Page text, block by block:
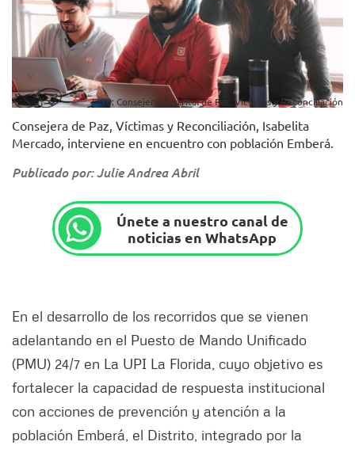
Foto: Consejería Distrital de Paz, Víctimas y Reconciliación
Consejera de Paz, Víctimas y Reconciliación, Isabelita
Mercado, interviene en encuentro con población Emberá.
Publicado por: Julie Andrea Abril
Únete a nuestro canal de
noticias en WhatsApp
En el desarrollo de los recorridos que se vienen
adelantando en el Puesto de Mando Unificado
(PMU) 24/7 en La UPI La Florida, cuyo objetivo es
fortalecer la capacidad de respuesta institucional
con acciones de prevención y atención a la
población Emberá, el Distrito, integrado por la